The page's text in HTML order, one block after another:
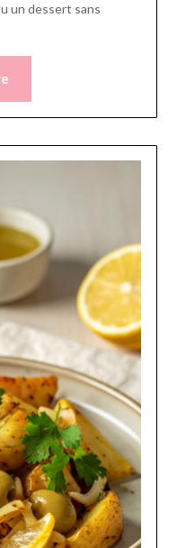
un dessert sans